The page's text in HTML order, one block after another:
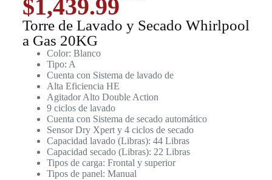
$1,439.99
Torre de Lavado y Secado Whirlpool
a Gas 20KG
Color: Blanco
Tipo: A
Cuenta con Sistema de lavado de
Alta Eficiencia HE
Agitador Alto Double Action
9 ciclos de lavado
Cuenta con Sistema de secado automático
Sensor Dry Xpert y 4 ciclos de secado
Capacidad lavado (Libras): 44 Libras
Capacidad secado (Libras): 22 Libras
Tipos de carga: Frontal y superior
Tipos de panel: Manual